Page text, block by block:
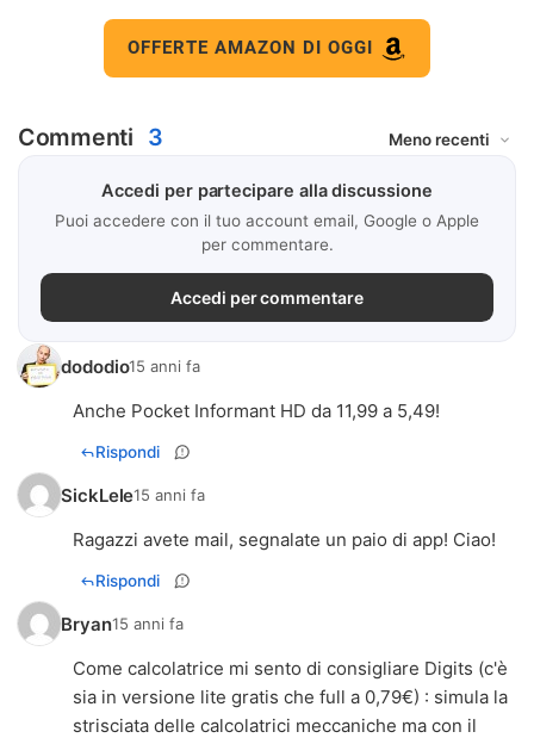
OFFERTE AMAZON DI OGGI
Commenti 3
Accedi per partecipare alla discussione
Puoi accedere con il tuo account email, Google o Apple
per commentare.
Accedi per commentare
dododio15 anni fa
Anche Pocket Informant HD da 11,99 a 5,49!
Rispondi
SickLele15 anni fa
Ragazzi avete mail, segnalate un paio di app! Ciao!
Rispondi
Bryan15 anni fa
Come calcolatrice mi sento di consigliare Digits (c'è
sia in versione lite gratis che full a 0,79€) : simula la
strisciata delle calcolatrici meccaniche ma con il